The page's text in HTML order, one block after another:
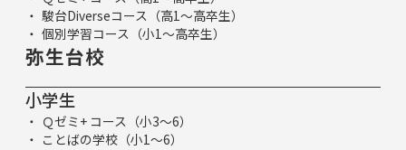
駿台Diverseコース（高1～高卒生）
個別学習コース（小1～高卒生）
弥生台校
小学生
Ｑゼミ+ コース（小3～6）
ことばの学校（小1～6）